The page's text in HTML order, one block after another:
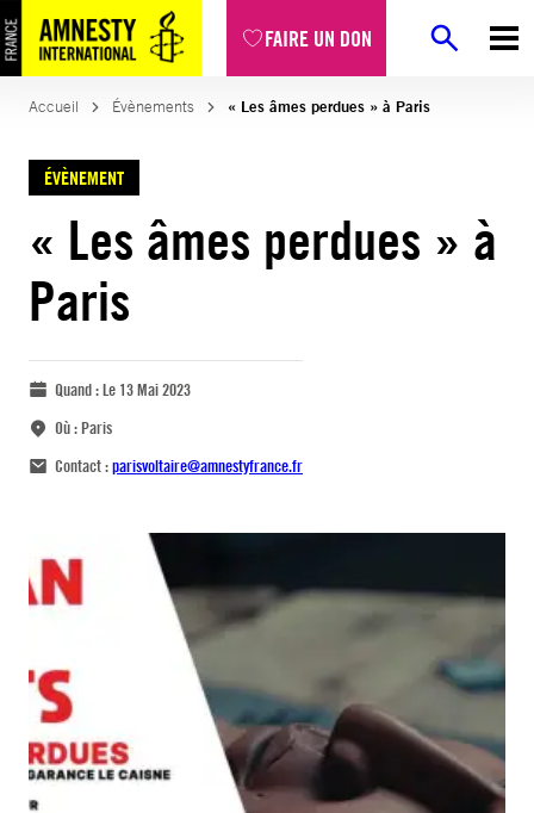
FAIRE UN DON
Accueil Évènements « Les âmes perdues » à Paris
ÉVÈNEMENT
« Les âmes perdues » à
Paris
Quand :Le 13 Mai 2023
Où :Paris
Contact :parisvoltaire@amnestyfrance.fr